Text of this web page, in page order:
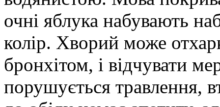
очні яблука набувають
колір. Хворий може
бронхітом, і відчувати
порушується травлення,